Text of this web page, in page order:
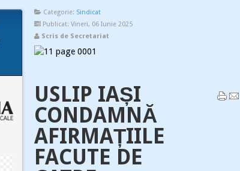
Categorie: Sindicat
Publicat: Vineri, 06 Iunie 2025
Scris de Secretariat
USLIP IAȘI
CONDAMNĂ
AFIRMAȚIILE
FACUTE DE